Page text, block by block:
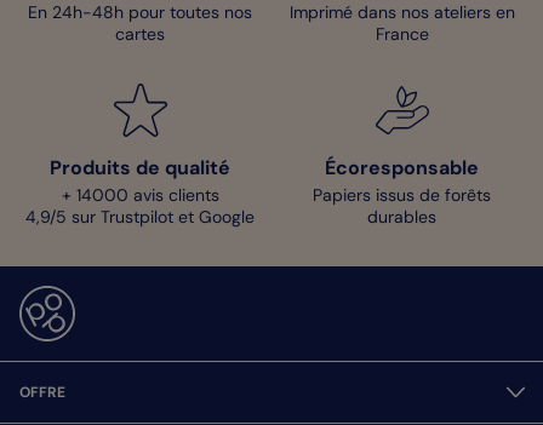
En 24h-48h pour toutes nos
cartes
Imprimé dans nos ateliers en
France
Produits de qualité
+ 14000 avis clients
4,9/5 sur Trustpilot et Google
Écoresponsable
Papiers issus de forêts
durables
OFFRE